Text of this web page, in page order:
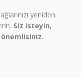
yeniden
Siz isteyin,